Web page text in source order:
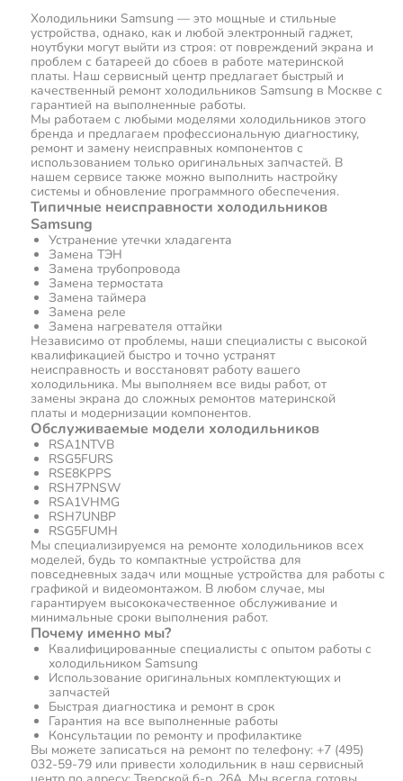
Холодильники Samsung — это мощные и стильные
устройства, однако, как и любой электронный гаджет,
ноутбуки могут выйти из строя: от повреждений экрана и
проблем с батареей до сбоев в работе материнской
платы. Наш сервисный центр предлагает быстрый и
качественный ремонт холодильников Samsung в Москве с
гарантией на выполненные работы.
Мы работаем с любыми моделями холодильников этого
бренда и предлагаем профессиональную диагностику,
ремонт и замену неисправных компонентов с
использованием только оригинальных запчастей. В
нашем сервисе также можно выполнить настройку
системы и обновление программного обеспечения.
Типичные неисправности холодильников
Samsung
Устранение утечки хладагента
Замена ТЭН
Замена трубопровода
Замена термостата
Замена таймера
Замена реле
Замена нагревателя оттайки
Независимо от проблемы, наши специалисты с высокой
квалификацией быстро и точно устранят
неисправность и восстановят работу вашего
холодильника. Мы выполняем все виды работ, от
замены экрана до сложных ремонтов материнской
платы и модернизации компонентов.
Обслуживаемые модели холодильников
RSA1NTVB
RSG5FURS
RSE8KPPS
RSH7PNSW
RSA1VHMG
RSH7UNBP
RSG5FUMH
Мы специализируемся на ремонте холодильников всех
моделей, будь то компактные устройства для
повседневных задач или мощные устройства для работы с
графикой и видеомонтажом. В любом случае, мы
гарантируем высококачественное обслуживание и
минимальные сроки выполнения работ.
Почему именно мы?
Квалифицированные специалисты с опытом работы с
холодильником Samsung
Использование оригинальных комплектующих и
запчастей
Быстрая диагностика и ремонт в срок
Гарантия на все выполненные работы
Консультации по ремонту и профилактике
Вы можете записаться на ремонт по телефону: +7 (495)
032-59-79 или привести холодильник в наш сервисный